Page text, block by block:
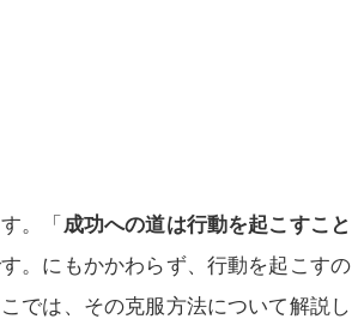
。「 成功への道は行動を起こすこと
。にもかかわらず、行動を起こすの
では、その克服方法について解説し